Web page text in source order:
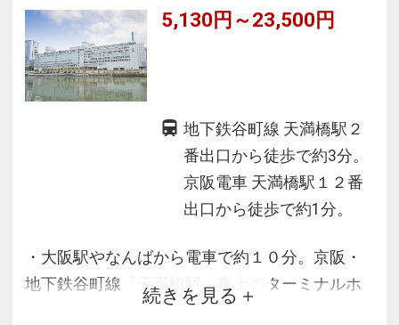
5,130円～23,500円
地下鉄谷町線 天満橋駅２
番出口から徒歩で約3分。
京阪電車 天満橋駅１２番
出口から徒歩で約1分。
・大阪駅やなんばから電車で約１０分。京阪・
地下鉄谷町線『天満橋駅』真上のターミナルホ
続きを見る